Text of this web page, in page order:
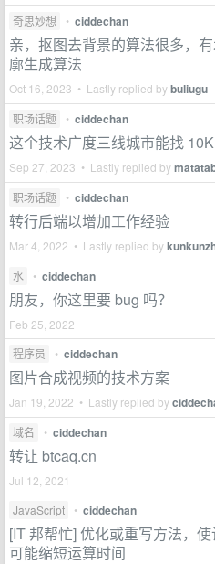
奇思妙想 • ciddechan
亲，抠图去背景的算法很多，
廓生成算法
Oct 16, 2023 • Lastly replied bybuliugu
职场话题 • ciddechan
这个技术广度三线城市能找 10K
Sep 27, 2023 • Lastly replied by
职场话题 • ciddechan
转行后端以增加工作经验
Mar 4, 2022 • Lastly replied by
水 • ciddechan
朋友，你这里要 bug 吗？
Feb 25, 2022
程序员
• ciddechan
图片合成视频的技术方案
Jan 19, 2022 • Lastly replied by
域名 • ciddechan
转让 btcaq.cn
Jul 12, 2021
JavaScript
• ciddechan
[IT 邦帮忙] 优化或重写方法，
可能缩短运算时间